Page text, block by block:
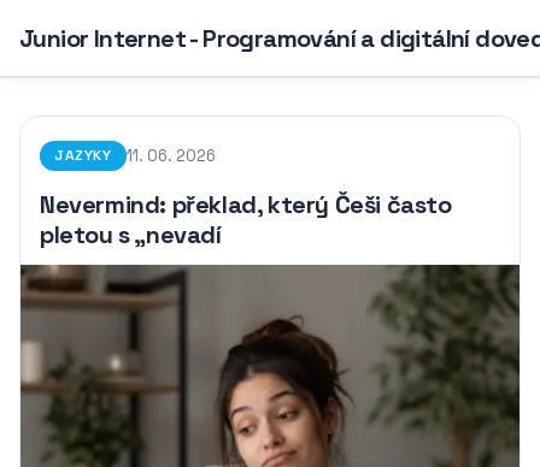
Junior Internet - Programování a digitální
JAZYKY 11. 06. 2026
Nevermind: překlad, který Češi často
pletou s „nevadí